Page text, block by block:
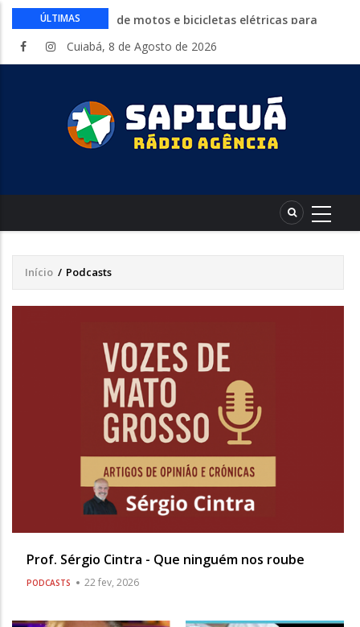
ÚLTIMAS
Circuito Fazenda Rosa estreia na
atividades do agronegócio
sexta-feira
Começa nesta sexta-feira em Cuiabá o
Mato Grosso AgroFestival, com rodeio e
crimes digitais contra menores
CAIXA e iFood facilitam financiamento
entregadores
Cuiabá, 8 de Agosto de 2026
Trilha
de
navegação
Início / Podcasts
Prof. Sérgio Cintra - Que ninguém nos roube
PODCASTS 22 fev, 2026